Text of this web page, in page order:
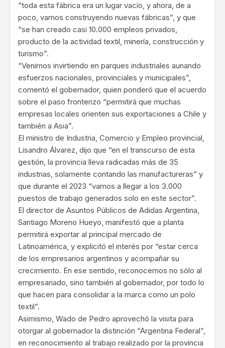
“toda esta fábrica era un lugar vacío, y ahora, de a
poco, vamos construyendo nuevas fábricas”, y que
“se han creado casi 10.000 empleos privados,
producto de la actividad textil, minería, construcción y
turismo”.
“Venimos invirtiendo en parques industriales aunando
esfuerzos nacionales, provinciales y municipales”,
comentó el gobernador, quien ponderó que el acuerdo
sobre el paso fronterizo “permitirá que muchas
empresas locales orienten sus exportaciones a Chile y
también a Asia”.
El ministro de Industria, Comercio y Empleo provincial,
Lisandro Álvarez, dijo que “en el transcurso de esta
gestión, la provincia lleva radicadas más de 35
industrias, solamente contando las manufactureras” y
que durante el 2023 “vamos a llegar a los 3.000
puestos de trabajo generados solo en este sector”.
El director de Asuntos Públicos de Adidas Argentina,
Santiago Moreno Hueyo, manifestó que a planta
permitirá exportar al principal mercado de
Latinoamérica, y explicitó el interés por “estar cerca
de los empresarios argentinos y acompañar su
crecimiento. En ese sentido, reconocemos no sólo al
empresariado, sino también al gobernador, por todo lo
que hacen para consolidar a la marca como un polo
textil”.
Asimismo, Wado de Pedro aprovechó la visita para
otorgar al gobernador la distinción “Argentina Federal”,
en reconocimiento al trabajo realizado por la provincia